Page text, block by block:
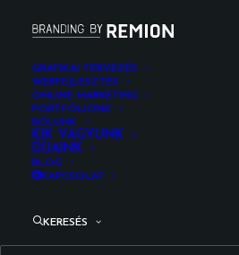
GRAFIKAI TERVEZÉS
WEBFEJLESZTÉS
ONLINE MARKETING
PORTFÓLIÓNK
RÓLUNK
KIK VAGYUNK
DÍJAINK
BLOG
KAPCSOLAT
KERESÉS
Kezdőlap